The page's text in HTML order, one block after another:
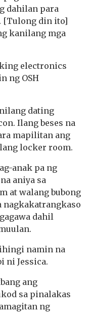
dahilan para
[Tulong din ito]
kanilang mga
electronics
ng OSH
dating
Ilang beses na
mapilitan ang
locker room.
anak pa ng
aniya sa
at walang bubong
nagkakatrangkaso
dahil
namin na
ni Jessica.
ang
sa pinalakas
ng